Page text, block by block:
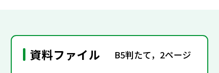
資料ファイル B5判たて，2ページ